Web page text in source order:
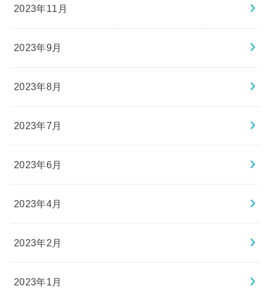
2023年11月
2023年9月
2023年8月
2023年7月
2023年6月
2023年4月
2023年2月
2023年1月